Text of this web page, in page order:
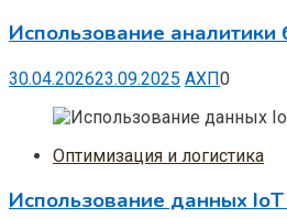
Использование
30.04.202623.09.2025 АХП0
Оптимизация и логистика
Использование данных